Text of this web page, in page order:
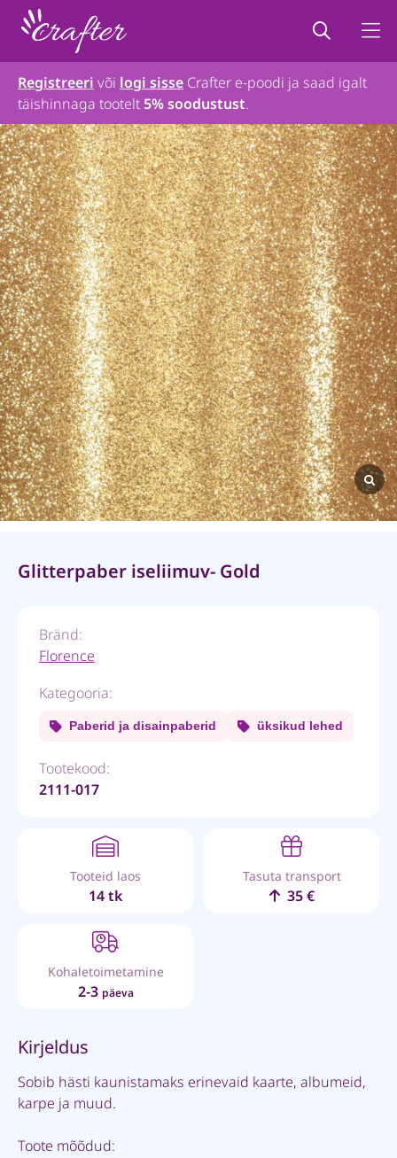
Registreeri või logi sisse Crafter e-poodi ja saad igalt
täishinnaga tootelt5% soodustust.
Glitterpaber iseliimuv- Gold
Bränd:
Florence
Kategooria:
Paberid ja disainpaberid üksikud lehed
Tootekood:
2111-017
Tooteid laos
14 tk
Tasuta transport
35 €
Kohaletoimetamine
2-3 päeva
Kirjeldus
Sobib hästi kaunistamaks erinevaid kaarte, albumeid,
karpe ja muud.
Toote mõõdud: